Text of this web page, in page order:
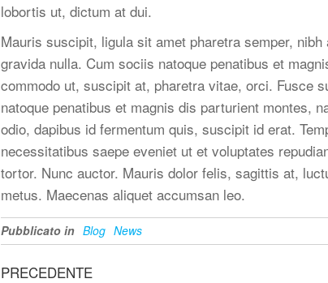
lobortis ut, dictum at dui.
Mauris suscipit, ligula sit amet pharetra semper,
gravida nulla. Cum sociis natoque penatibus et
commodo ut, suscipit at, pharetra vitae, orci. Fusce
natoque penatibus et magnis dis parturient montes,
odio, dapibus id fermentum quis, suscipit id erat.
necessitatibus saepe eveniet ut et voluptates
tortor. Nunc auctor. Mauris dolor felis, sagittis at,
metus. Maecenas aliquet accumsan leo.
Pubblicato in Blog News
PRECEDENTE